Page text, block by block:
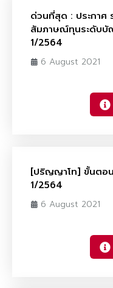
ด่วนที่สุด : ประกาศ
สัมภาษณ์ทุนระดับบั
1/2564
6 August 2021
[ปริญญาโท] ขั้นตอ
1/2564
6 August 2021